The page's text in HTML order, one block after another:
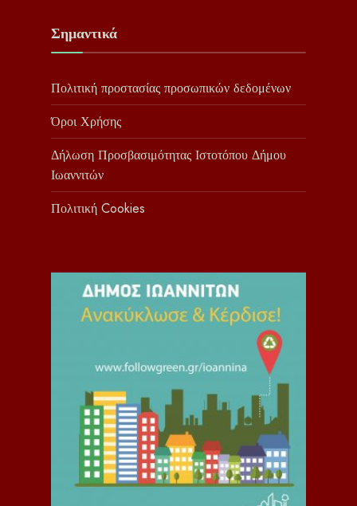
Σημαντικά
Πολιτική προστασίας προσωπικών δεδομένων
Όροι Χρήσης
Δήλωση Προσβασιμότητας Ιστοτόπου Δήμου
Ιωαννιτών
Πολιτική Cookies